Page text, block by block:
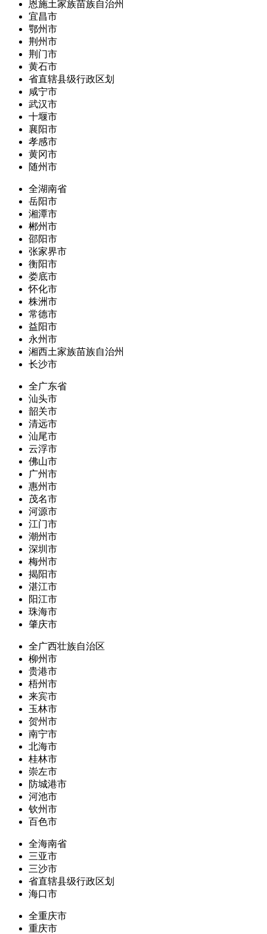
恩施土家族苗族自治州
宜昌市
鄂州市
荆州市
荆门市
黄石市
省直辖县级行政区划
咸宁市
武汉市
十堰市
襄阳市
孝感市
黄冈市
随州市
全湖南省
岳阳市
湘潭市
郴州市
邵阳市
张家界市
衡阳市
娄底市
怀化市
株洲市
常德市
益阳市
永州市
湘西土家族苗族自治州
长沙市
全广东省
汕头市
韶关市
清远市
汕尾市
云浮市
佛山市
广州市
惠州市
茂名市
河源市
江门市
潮州市
深圳市
梅州市
揭阳市
湛江市
阳江市
珠海市
肇庆市
全广西壮族自治区
柳州市
贵港市
梧州市
来宾市
玉林市
贺州市
南宁市
北海市
桂林市
崇左市
防城港市
河池市
钦州市
百色市
全海南省
三亚市
三沙市
省直辖县级行政区划
海口市
全重庆市
重庆市